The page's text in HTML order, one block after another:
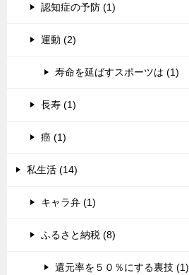
認知症の予防 (1)
運動 (2)
寿命を延ばすスポーツは (1)
長寿 (1)
癌 (1)
私生活 (14)
キャラ弁 (1)
ふるさと納税 (8)
還元率を５０％にする裏技 (1)